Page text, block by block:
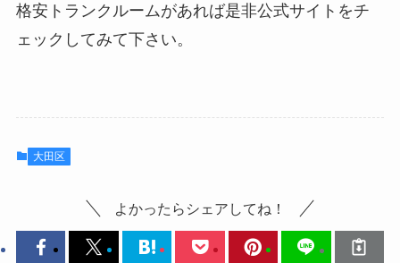
格安トランクルームがあれば是非公式サイトをチ
ェックしてみて下さい。
大田区
よかったらシェアしてね！